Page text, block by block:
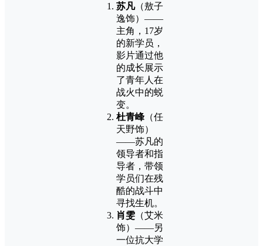
苏凡（敖子
逸饰）——
主角，17岁
的新学员，
影片通过他
的成长展示
了青年人在
战火中的蜕
变。
杜青峰（任
天野饰）
——苏凡的
领导者和指
导者，带领
学员们在残
酷的战斗中
寻找生机。
肖雯 （艾米
饰）——另
一位抗大学